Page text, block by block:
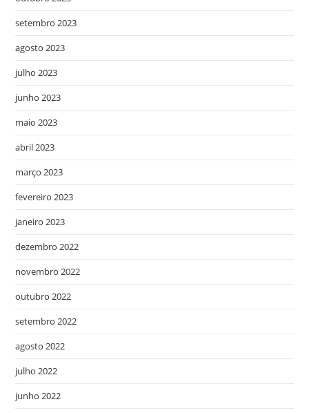
setembro 2023
agosto 2023
julho 2023
junho 2023
maio 2023
abril 2023
março 2023
fevereiro 2023
janeiro 2023
dezembro 2022
novembro 2022
outubro 2022
setembro 2022
agosto 2022
julho 2022
junho 2022